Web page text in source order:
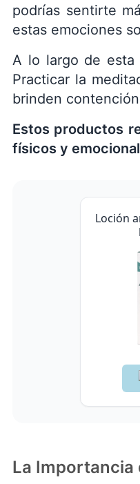
podrías sentirte
estas emociones
A lo largo de esta
Practicar la
brinden
Estos productos
físicos y
Loción
La